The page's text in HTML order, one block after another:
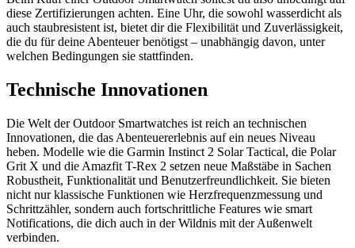
diese Zertifizierungen achten. Eine Uhr, die sowohl wasserdicht als
auch staubresistent ist, bietet dir die Flexibilität und Zuverlässigkeit,
die du für deine Abenteuer benötigst – unabhängig davon, unter
welchen Bedingungen sie stattfinden.
Technische Innovationen
Die Welt der Outdoor Smartwatches ist reich an technischen
Innovationen, die das Abenteuererlebnis auf ein neues Niveau
heben. Modelle wie die Garmin Instinct 2 Solar Tactical, die Polar
Grit X und die Amazfit T-Rex 2 setzen neue Maßstäbe in Sachen
Robustheit, Funktionalität und Benutzerfreundlichkeit. Sie bieten
nicht nur klassische Funktionen wie Herzfrequenzmessung und
Schrittzähler, sondern auch fortschrittliche Features wie smart
Notifications, die dich auch in der Wildnis mit der Außenwelt
verbinden.